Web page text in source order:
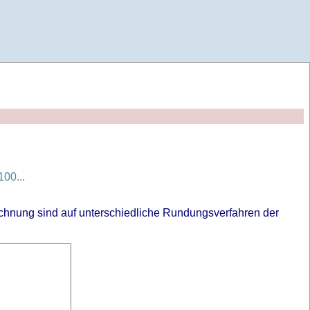
sind auf unterschiedliche Rundungsverfahren der